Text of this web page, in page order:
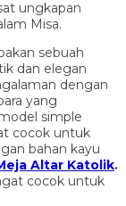
ungkapan
Misa.
sebuah
dan elegan
dengan
yang
simple
cocok untuk
bahan kayu
Altar Katolik.
cocok untuk